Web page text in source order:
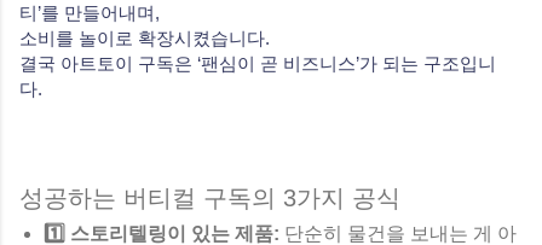
티’를 만들어내며,
소비를 놀이로 확장시켰습니다.
결국 아트토이 구독은 ‘팬심이 곧 비즈니스’가 되는 구조입니
다.
성공하는 버티컬 구독의 3가지 공식
1️⃣ 스토리텔링이 있는 제품: 단순히 물건을 보내는 게 아